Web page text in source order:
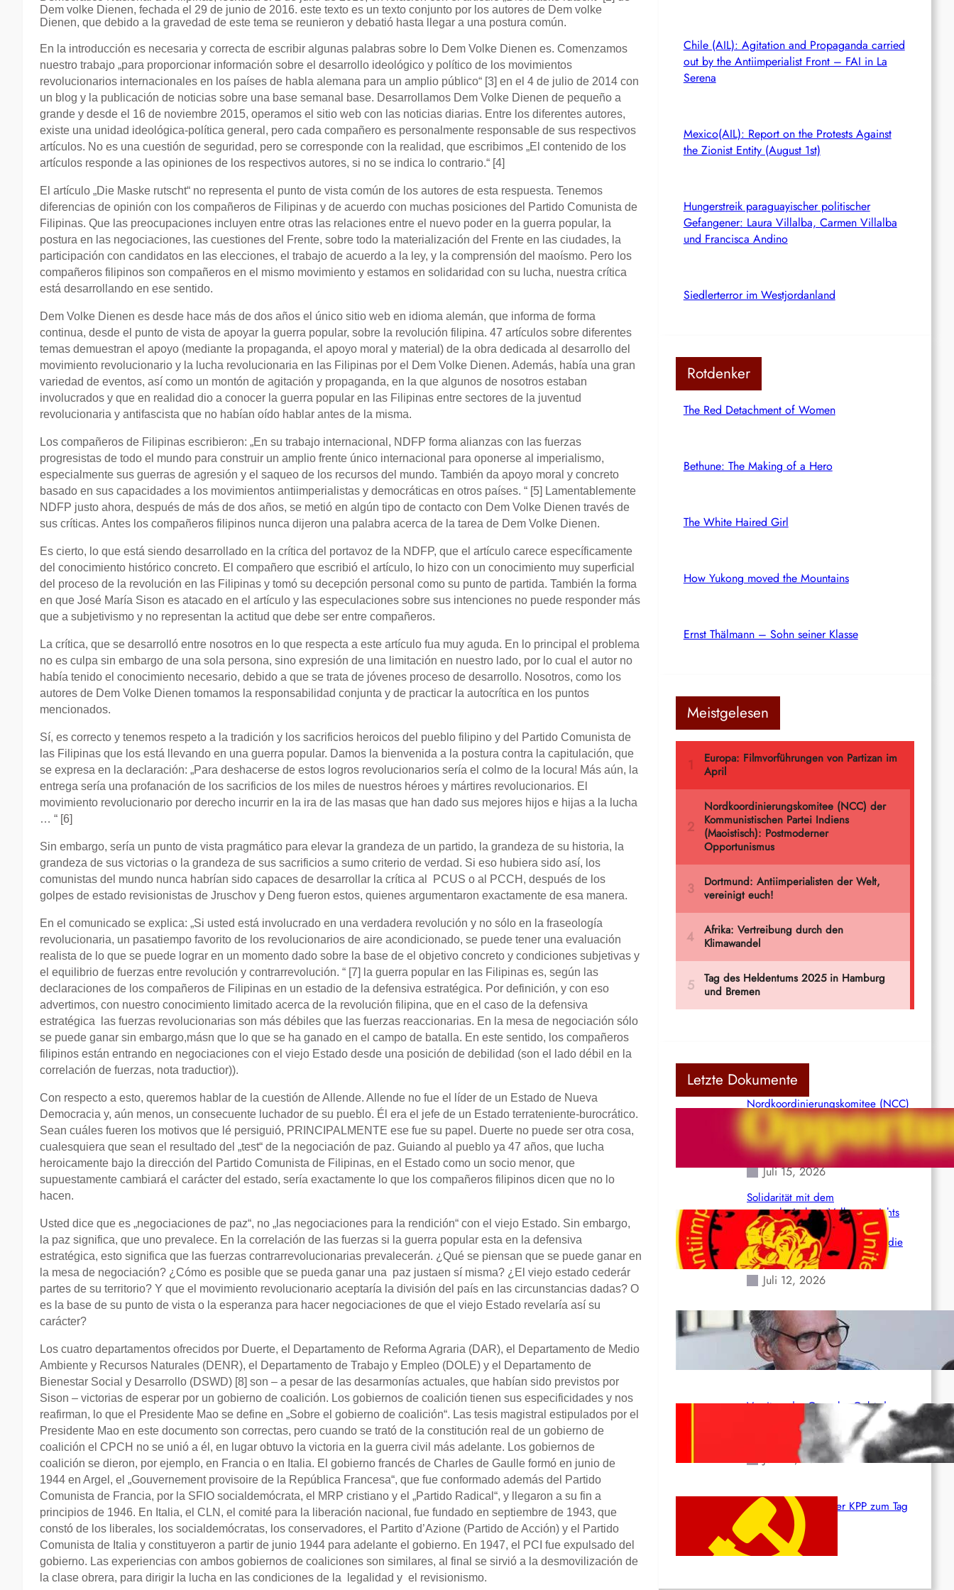
Dem volke Dienen, fechada el 29 de junio de 2016. este texto es un texto conjunto por los autores de Dem volke
Dienen, que debido a la gravedad de este tema se reunieron y debatió hasta llegar a una postura común.
En la introducción es necesaria y correcta de escribir algunas palabras sobre lo Dem Volke Dienen es. Comenzamos
nuestro trabajo „para proporcionar información sobre el desarrollo ideológico y político de los movimientos
revolucionarios internacionales en los países de habla alemana para un amplio público“ [3] en el 4 de julio de 2014 con
un blog y la publicación de noticias sobre una base semanal base. Desarrollamos Dem Volke Dienen de pequeño a
grande y desde el 16 de noviembre 2015, operamos el sitio web con las noticias diarias. Entre los diferentes autores,
existe una unidad ideológica-política general, pero cada compañero es personalmente responsable de sus respectivos
artículos. No es una cuestión de seguridad, pero se corresponde con la realidad, que escribimos „El contenido de los
artículos responde a las opiniones de los respectivos autores, si no se indica lo contrario.“ [4]
El artículo „Die Maske rutscht“ no representa el punto de vista común de los autores de esta respuesta. Tenemos
diferencias de opinión con los compañeros de Filipinas y de acuerdo con muchas posiciones del Partido Comunista de
Filipinas. Que las preocupaciones incluyen entre otras las relaciones entre el nuevo poder en la guerra popular, la
postura en las negociaciones, las cuestiones del Frente, sobre todo la materialización del Frente en las ciudades, la
participación con candidatos en las elecciones, el trabajo de acuerdo a la ley, y la comprensión del maoísmo. Pero los
compañeros filipinos son compañeros en el mismo movimiento y estamos en solidaridad con su lucha, nuestra crítica
está desarrollando en ese sentido.
Dem Volke Dienen es desde hace más de dos años el único sitio web en idioma alemán, que informa de forma
continua, desde el punto de vista de apoyar la guerra popular, sobre la revolución filipina. 47 artículos sobre diferentes
temas demuestran el apoyo (mediante la propaganda, el apoyo moral y material) de la obra dedicada al desarrollo del
movimiento revolucionario y la lucha revolucionaria en las Filipinas por el Dem Volke Dienen. Además, había una gran
variedad de eventos, así como un montón de agitación y propaganda, en la que algunos de nosotros estaban
involucrados y que en realidad dio a conocer la guerra popular en las Filipinas entre sectores de la juventud
revolucionaria y antifascista que no habían oído hablar antes de la misma.
Los compañeros de Filipinas escribieron: „En su trabajo internacional, NDFP forma alianzas con las fuerzas
progresistas de todo el mundo para construir un amplio frente único internacional para oponerse al imperialismo,
especialmente sus guerras de agresión y el saqueo de los recursos del mundo. También da apoyo moral y concreto
basado en sus capacidades a los movimientos antiimperialistas y democráticas en otros países. “ [5] Lamentablemente
NDFP justo ahora, después de más de dos años, se metió en algún tipo de contacto con Dem Volke Dienen través de
sus críticas. Antes los compañeros filipinos nunca dijeron una palabra acerca de la tarea de Dem Volke Dienen.
Es cierto, lo que está siendo desarrollado en la crítica del portavoz de la NDFP, que el artículo carece específicamente
del conocimiento histórico concreto. El compañero que escribió el artículo, lo hizo con un conocimiento muy superficial
del proceso de la revolución en las Filipinas y tomó su decepción personal como su punto de partida. También la forma
en que José María Sison es atacado en el artículo y las especulaciones sobre sus intenciones no puede responder más
que a subjetivismo y no representan la actitud que debe ser entre compañeros.
La crítica, que se desarrolló entre nosotros en lo que respecta a este artículo fua muy aguda. En lo principal el problema
no es culpa sin embargo de una sola persona, sino expresión de una limitación en nuestro lado, por lo cual el autor no
había tenido el conocimiento necesario, debido a que se trata de jóvenes proceso de desarrollo. Nosotros, como los
autores de Dem Volke Dienen tomamos la responsabilidad conjunta y de practicar la autocrítica en los puntos
mencionados.
Sí, es correcto y tenemos respeto a la tradición y los sacrificios heroicos del pueblo filipino y del Partido Comunista de
las Filipinas que los está llevando en una guerra popular. Damos la bienvenida a la postura contra la capitulación, que
se expresa en la declaración: „Para deshacerse de estos logros revolucionarios sería el colmo de la locura! Más aún, la
entrega sería una profanación de los sacrificios de los miles de nuestros héroes y mártires revolucionarios. El
movimiento revolucionario por derecho incurrir en la ira de las masas que han dado sus mejores hijos e hijas a la lucha
… “ [6]
Sin embargo, sería un punto de vista pragmático para elevar la grandeza de un partido, la grandeza de su historia, la
grandeza de sus victorias o la grandeza de sus sacrificios a sumo criterio de verdad. Si eso hubiera sido así, los
comunistas del mundo nunca habrían sido capaces de desarrollar la crítica al PCUS o al PCCH, después de los
golpes de estado revisionistas de Jruschov y Deng fueron estos, quienes argumentaron exactamente de esa manera.
En el comunicado se explica: „Si usted está involucrado en una verdadera revolución y no sólo en la fraseología
revolucionaria, un pasatiempo favorito de los revolucionarios de aire acondicionado, se puede tener una evaluación
realista de lo que se puede lograr en un momento dado sobre la base de el objetivo concreto y condiciones subjetivas y
el equilibrio de fuerzas entre revolución y contrarrevolución. “ [7] la guerra popular en las Filipinas es, según las
declaraciones de los compañeros de Filipinas en un estadio de la defensiva estratégica. Por definición, y con eso
advertimos, con nuestro conocimiento limitado acerca de la revolución filipina, que en el caso de la defensiva
estratégica las fuerzas revolucionarias son más débiles que las fuerzas reaccionarias. En la mesa de negociación sólo
se puede ganar sin embargo,másn que lo que se ha ganado en el campo de batalla. En este sentido, los compañeros
filipinos están entrando en negociaciones con el viejo Estado desde una posición de debilidad (son el lado débil en la
correlación de fuerzas, nota traductior)).
Con respecto a esto, queremos hablar de la cuestión de Allende. Allende no fue el líder de un Estado de Nueva
Democracia y, aún menos, un consecuente luchador de su pueblo. Él era el jefe de un Estado terrateniente-burocrático.
Sean cuáles fueren los motivos que lé persiguió, PRINCIPALMENTE ese fue su papel. Duerte no puede ser otra cosa,
cualesquiera que sean el resultado del „test“ de la negociación de paz. Guiando al pueblo ya 47 años, que lucha
heroicamente bajo la dirección del Partido Comunista de Filipinas, en el Estado como un socio menor, que
supuestamente cambiará el carácter del estado, sería exactamente lo que los compañeros filipinos dicen que no lo
hacen.
Usted dice que es „negociaciones de paz“, no „las negociaciones para la rendición“ con el viejo Estado. Sin embargo,
la paz significa, que uno prevalece. En la correlación de las fuerzas si la guerra popular esta en la defensiva
estratégica, esto significa que las fuerzas contrarrevolucionarias prevalecerán. ¿Qué se piensan que se puede ganar en
la mesa de negociación? ¿Cómo es posible que se pueda ganar una paz justaen sí misma? ¿El viejo estado cederár
partes de su territorio? Y que el movimiento revolucionario aceptaría la división del país en las circunstancias dadas? O
es la base de su punto de vista o la esperanza para hacer negociaciones de que el viejo Estado revelaría así su
carácter?
Los cuatro departamentos ofrecidos por Duerte, el Departamento de Reforma Agraria (DAR), el Departamento de Medio
Ambiente y Recursos Naturales (DENR), el Departamento de Trabajo y Empleo (DOLE) y el Departamento de
Bienestar Social y Desarrollo (DSWD) [8] son – a pesar de las desarmonías actuales, que habían sido previstos por
Sison – victorias de esperar por un gobierno de coalición. Los gobiernos de coalición tienen sus especificidades y nos
reafirman, lo que el Presidente Mao se define en „Sobre el gobierno de coalición“. Las tesis magistral estipulados por el
Presidente Mao en este documento son correctas, pero cuando se trató de la constitución real de un gobierno de
coalición el CPCH no se unió a él, en lugar obtuvo la victoria en la guerra civil más adelante. Los gobiernos de
coalición se dieron, por ejemplo, en Francia o en Italia. El gobierno francés de Charles de Gaulle formó en junio de
1944 en Argel, el „Gouvernement provisoire de la República Francesa“, que fue conformado además del Partido
Comunista de Francia, por la SFIO socialdemócrata, el MRP cristiano y el „Partido Radical“, y llegaron a su fin a
principios de 1946. En Italia, el CLN, el comité para la liberación nacional, fue fundado en septiembre de 1943, que
constó de los liberales, los socialdemócratas, los conservadores, el Partito d’Azione (Partido de Acción) y el Partido
Comunista de Italia y constituyeron a partir de junio 1944 para adelante el gobierno. En 1947, el PCI fue expulsado del
gobierno. Las experiencias con ambos gobiernos de coaliciones son similares, al final se sirvió a la desmovilización de
la clase obrera, para dirigir la lucha en las condiciones de la legalidad y el revisionismo.
Chile (AIL): Agitation and Propaganda carried
out by the Antiimperialist Front – FAI in La
Serena
Mexico(AIL): Report on the Protests Against
the Zionist Entity (August 1st)
Hungerstreik paraguayischer politischer
Gefangener: Laura Villalba, Carmen Villalba
und Francisca Andino
Siedlerterror im Westjordanland
Rotdenker
The Red Detachment of Women
Bethune: The Making of a Hero
The White Haired Girl
How Yukong moved the Mountains
Ernst Thälmann – Sohn seiner Klasse
Meistgelesen
Letzte Dokumente
Nordkoordinierungskomitee (NCC)
der Kommunistischen Partei Indiens
(Maoistisch): Postmoderner
Opportunismus
Juli 15, 2026
Solidarität mit dem
venezolanischem Volk angesichts
der verlorenen Leben und der
katastrophalen Situation durch die
Erdbeben des 24. Juni!
Juli 12, 2026
Indien: „Die Politik der
Kapitulation“ von K. Murali (Ajith)
Juli 1, 2026
Vorsitzender Gonzalo: Gebt das
Leben für die Partei und die
Juni 19, 2026
Beschluss des ZK der KPP zum Tag
des Heldentums
Juni 19, 2026